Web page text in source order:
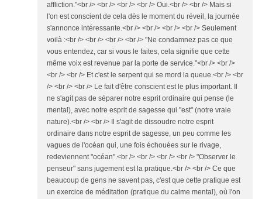
affliction."<br /> <br /> <br /> <br /> Oui.<br /> <br /> Mais si
l'on est conscient de cela dès le moment du réveil, la journée
s'annonce intéressante.<br /> <br /> <br /> <br /> Seulement
voilà :<br /> <br /> <br /> <br /> "Ne condamnez pas ce que
vous entendez, car si vous le faites, cela signifie que cette
même voix est revenue par la porte de service."<br /> <br />
<br /> <br /> Et c'est le serpent qui se mord la queue.<br /> <br
/> <br /> <br /> Le fait d'être conscient est le plus important. Il
ne s'agit pas de séparer notre esprit ordinaire qui pense (le
mental), avec notre esprit de sagesse qui "est" (notre vraie
nature).<br /> <br /> Il s'agit de dissoudre notre esprit
ordinaire dans notre esprit de sagesse, un peu comme les
vagues de l'océan qui, une fois échouées sur le rivage,
redeviennent "océan".<br /> <br /> <br /> <br /> "Observer le
penseur" sans jugement est la pratique.<br /> <br /> Ce que
beaucoup de gens ne savent pas, c'est que cette pratique est
un exercice de méditation (pratique du calme mental), où l'on